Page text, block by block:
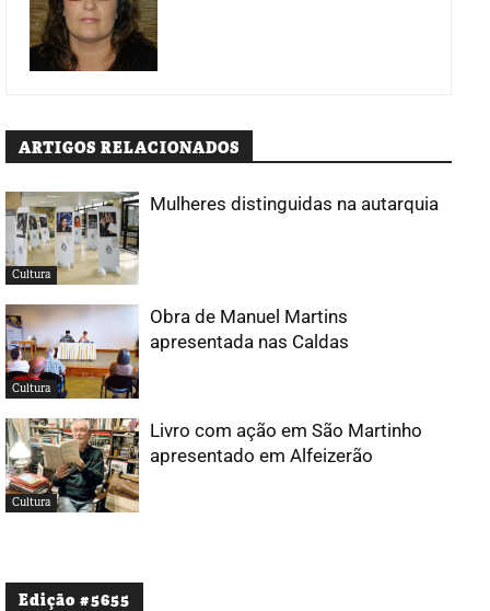
ARTIGOS RELACIONADOS
Cultura
Mulheres distinguidas na autarquia
Cultura
Obra de Manuel Martins
apresentada nas Caldas
Cultura
Livro com ação em São Martinho
apresentado em Alfeizerão
Edição #5655